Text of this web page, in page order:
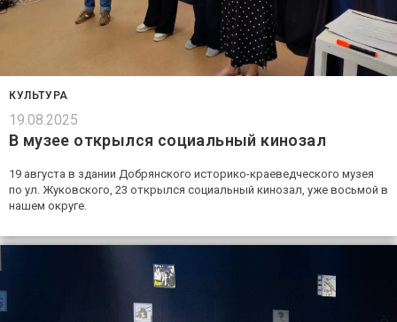
КУЛЬТУРА
19.08.2025
В музее открылся социальный кинозал
19 августа в здании Добрянского историко-краеведческого музея
по ул. Жуковского, 23 открылся социальный кинозал, уже восьмой в
нашем округе.